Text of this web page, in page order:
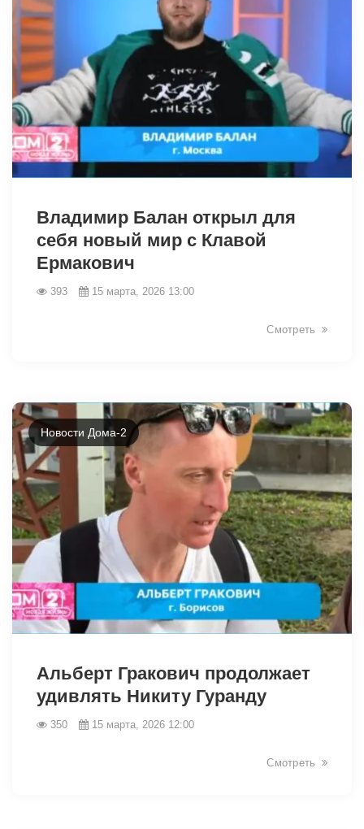
Владимир Балан открыл для
себя новый мир с Клавой
Ермакович
393 15 марта, 2026 13:00
Смотреть
Новости Дома-2
Альберт Гракович продолжает
удивлять Никиту Гуранду
350 15 марта, 2026 12:00
Смотреть